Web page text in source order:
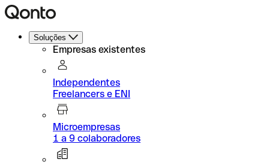
Soluções
Empresas existentes
Independentes
Freelancers e ENI
Microempresas
1 a 9 colaboradores